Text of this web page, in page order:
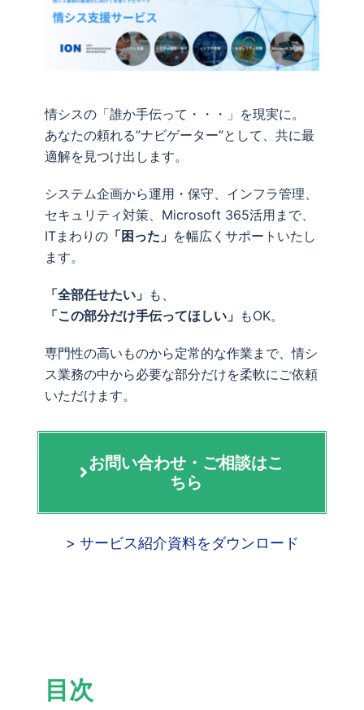
情シスの「誰か手伝って・・・」を現実に。
あなたの頼れる”ナビゲーター”として、共に最
適解を見つけ出します。
システム企画から運用・保守、インフラ管理、
セキュリティ対策、Microsoft 365活用まで、
ITまわりの 「困った」 を幅広くサポートいたし
ます。
「全部任せたい」 も、
「この部分だけ手伝ってほしい」 もOK。
専門性の高いものから定常的な作業まで、情シ
ス業務の中から必要な部分だけを柔軟にご依頼
いただけます。
お問い合わせ・ご相談はこ
ちら
> サービス紹介資料をダウンロード
目次